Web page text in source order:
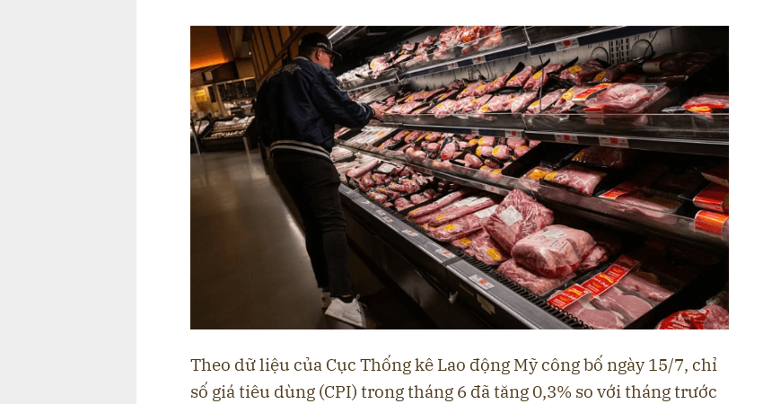
Theo dữ liệu của Cục Thống kê Lao động Mỹ công bố ngày 15/7, chỉ
số giá tiêu dùng (CPI) trong tháng 6 đã tăng 0,3% so với tháng trước